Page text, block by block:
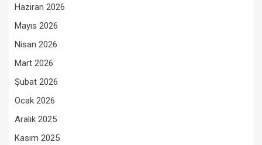
Haziran 2026
Mayıs 2026
Nisan 2026
Mart 2026
Şubat 2026
Ocak 2026
Aralık 2025
Kasım 2025